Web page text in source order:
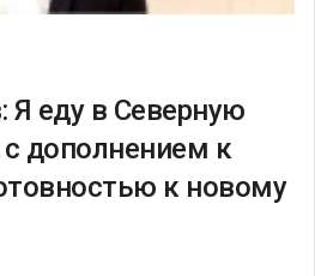
Я еду в Северную
дополнением к
к новому